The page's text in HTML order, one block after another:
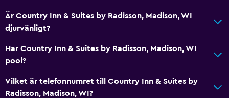
Reception dygnet runt
Badrum
Badkar
Är Country Inn & Suites by Radisson, Madison, WI
djurvänligt?
Har Country Inn & Suites by Radisson, Madison, WI
pool?
Vilket är telefonnumret till Country Inn & Suites by
Radisson, Madison, WI?